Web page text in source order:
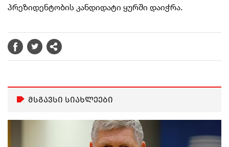
პრეზიდენტობის კანდიდატი ყურში დაიჭრა.
მსგავსი სიახლეები